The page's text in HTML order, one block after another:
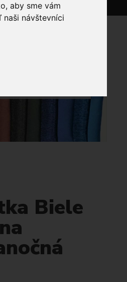
aby sme vám
návštevníci
Biele